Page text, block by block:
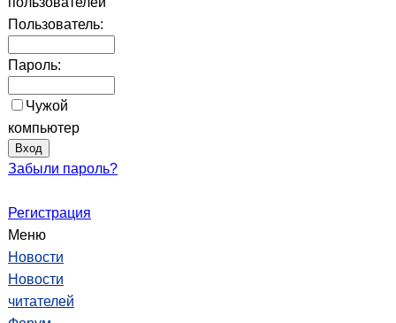
Пользователь:
Пароль:
Чужой
компьютер
Забыли пароль?
Регистрация
Меню
Новости
Новости
читателей